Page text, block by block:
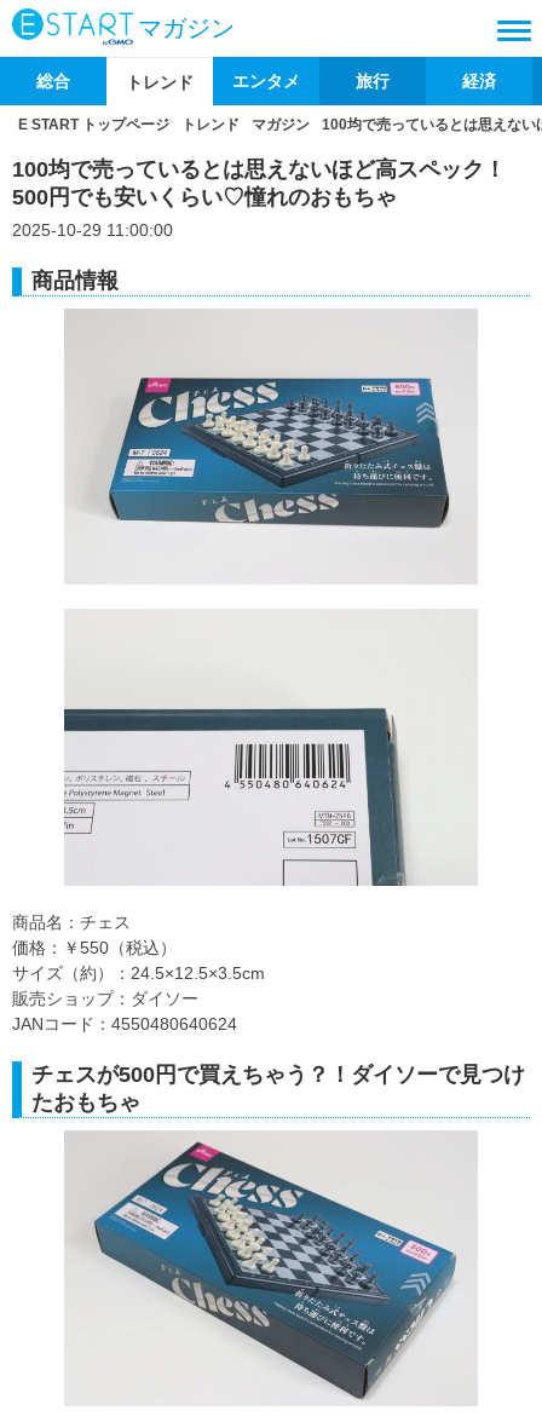
マガジン
総合 トレンド エンタメ 旅行 経済
E START トップページ トレンド マガジン 100均で売っているとは思えな
100均で売っているとは思えないほど高スペック！
500円でも安いくらい♡憧れのおもちゃ
2025-10-29 11:00:00
商品情報
商品名：チェス
価格：￥550（税込）
サイズ（約）：24.5×12.5×3.5cm
販売ショップ：ダイソー
JANコード：4550480640624
チェスが500円で買えちゃう？！ダイソーで見つけ
たおもちゃ